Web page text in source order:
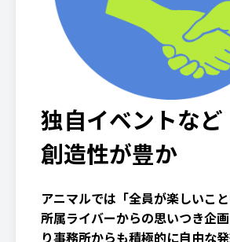
独自イベントなど
創造性が豊か
アニマルでは「全員が楽しいこと
所属ライバーからの思いつき企
り事務所からも積極的に自由な